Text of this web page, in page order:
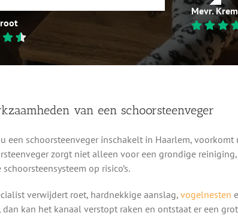
Mevr.
van een schoorsteenveger
een schoorsteenveger inschakelt in Haarlem,
zorgt niet alleen voor een grondige
op risico’s.
verwijdert roet, hardnekkige aanslag, vogelnesten
kan het kanaal verstopt raken en ontstaat er een